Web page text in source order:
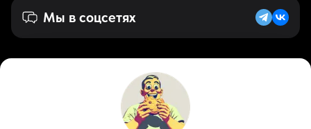
Мы в соцсетях
Русский (RU)